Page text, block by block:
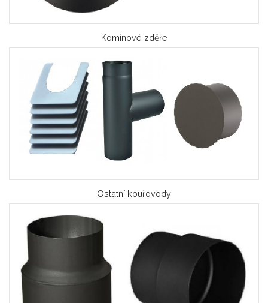
Komínové zděře
Ostatní kouřovody